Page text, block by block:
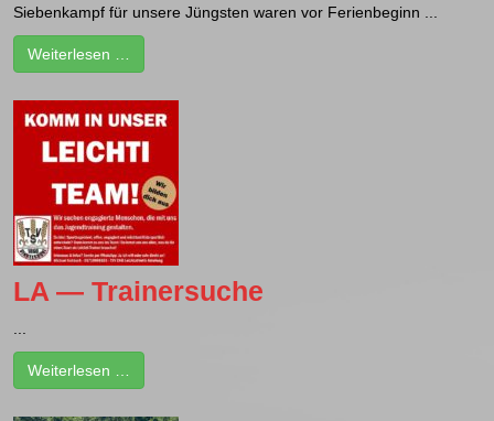
Siebenkampf für unsere Jüngsten waren vor Ferienbeginn ...
Weiterlesen …
LA — Trainersuche
Weiterlesen …